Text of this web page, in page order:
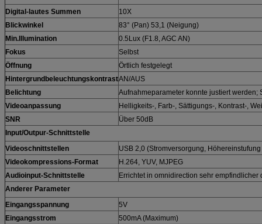
Digital-lautes Summen
10X
Blickwinkel
83° (Pan) 53,1 (Neigung)
Min.Illumination
0.5Lux (F1.8, AGC AN)
Fokus
Selbst
Öffnung
Örtlich festgelegt
HintergrundbeleuchtungskontrastAN/AUS
Belichtung
Aufnahmeparameter konnte justiert werden;
Videoanpassung
Helligkeits-, Farb-, Sättigungs-, Kontrast-,
SNR
Über 50dB
Input/Outpur-Schnittstelle
Videoschnittstellen
USB 2,0 (Stromversorgung,
Videokompressions-Format
H.264, YUV, MJPEG
Audioinput-Schnittstelle
Errichtet in omnidirection sehr empfindlicher
Anderer Parameter
Eingangsspannung
5V
Eingangsstrom
500mA (Maximum)